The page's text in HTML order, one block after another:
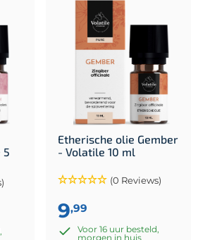
5
Etherische olie Gember
- Volatile 10 ml
(0 Reviews)
9,99
Voor 16 uur besteld,
morgen in huis